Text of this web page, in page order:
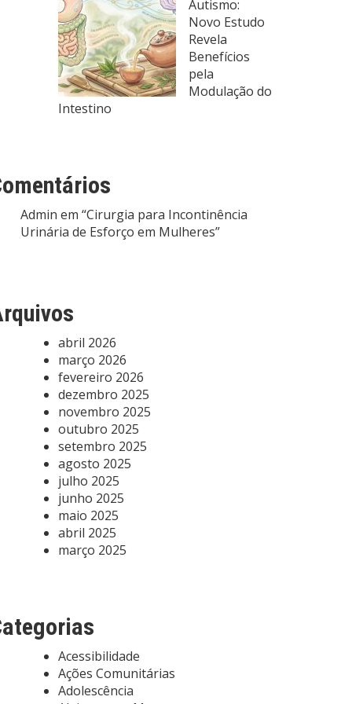
Autismo:
Novo Estudo
Revela
Benefícios
pela
Modulação do
Intestino
Admin em “Cirurgia para Incontinência
Urinária de Esforço em Mulheres”
abril 2026
março 2026
fevereiro 2026
dezembro 2025
novembro 2025
outubro 2025
setembro 2025
agosto 2025
julho 2025
junho 2025
maio 2025
abril 2025
março 2025
Acessibilidade
Ações Comunitárias
Adolescência